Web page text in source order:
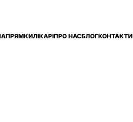
ЛІКАРІПРО НАСБЛОГКОНТАКТИ